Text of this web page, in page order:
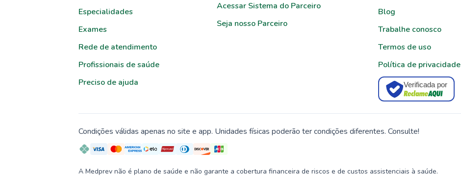
Especialidades
Exames
Rede de atendimento
Profissionais de saúde
Preciso de ajuda
Acessar Sistema do Parceiro
Seja nosso Parceiro
Blog
Trabalhe conosco
Termos de uso
Política de privacidade
Verificada por
Condições válidas apenas no site e app. Unidades físicas poderão ter condições diferentes. Consulte!
A Medprev não é plano de saúde e não garante a cobertura financeira de riscos e de custos assistenciais à saúde.